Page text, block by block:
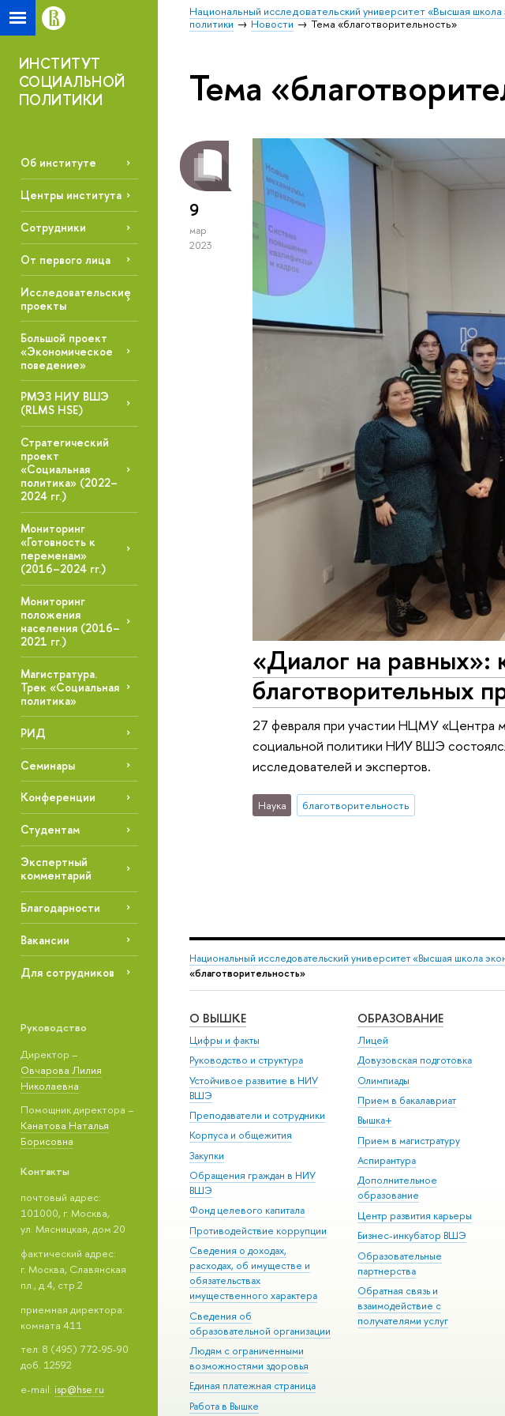
Национальный исследовательский университет «Высшая школа
политики
Новости Тема «благотворительность»
ИНСТИТУТ
СОЦИАЛЬНОЙ
ПОЛИТИКИ
Об институте
Центры института
Сотрудники
От первого лица
Исследовательские
проекты
Большой проект
«Экономическое
поведение»
РМЭЗ НИУ ВШЭ
(RLMS HSE)
Стратегический
проект
«Социальная
политика» (2022–
2024 гг.)
Мониторинг
«Готовность к
переменам»
(2016–2024 гг.)
Мониторинг
положения
населения (2016–
2021 гг.)
Магистратура.
Трек «Социальная
политика»
РИД
Семинары
Конференции
Студентам
Экспертный
комментарий
Благодарности
Вакансии
Для сотрудников
Руководство
Директор –
Овчарова Лилия
Николаевна
Помощник директора –
Канатова Наталья
Борисовна
Контакты
почтовый адрес:
101000, г. Москва,
ул. Мясницкая, дом 20
фактический адрес:
г. Москва, Славянская
пл., д.4, стр.2
приемная директора:
комната 411
тел: 8 (495) 772-95-90
доб. 12592
e-mail: isp@hse.ru
Тема
9
мар
2023
«Диалог на равных»:
благотворительных
27 февраля при участии НЦМУ «Центра
социальной политики НИУ ВШЭ
исследователей и экспертов.
Наука благотворительность
Национальный исследовательский университет «Высшая школа
«благотворительность»
О ВЫШКЕ
Цифры и факты
Руководство и структура
Устойчивое развитие в НИУ
ВШЭ
Преподаватели и сотрудники
Корпуса и общежития
Закупки
Обращения граждан в НИУ
ВШЭ
Фонд целевого капитала
Противодействие коррупции
Сведения о доходах,
расходах, об имуществе и
обязательствах
имущественного характера
Сведения об
образовательной организации
Людям с ограниченными
возможностями здоровья
Единая платежная страница
Работа в Вышке
ОБРАЗОВАНИЕ
Лицей
Довузовская подготовка
Олимпиады
Прием в бакалавриат
Вышка+
Прием в магистратуру
Аспирантура
Дополнительное
образование
Центр развития карьеры
Бизнес-инкубатор ВШЭ
Образовательные
партнерства
Обратная связь и
взаимодействие с
получателями услуг